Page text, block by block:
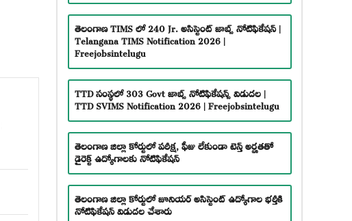
తెలంగాణ TIMS లో 240 Jr. అసిస్టెంట్ జాబ్స్ నోటిఫికేషన్ |
Telangana TIMS Notification 2026 |
Freejobsintelugu
TTD సంస్థలో 303 Govt జాబ్స్ నోటిఫికేషన్స్ విడుదల |
TTD SVIMS Notification 2026 | Freejobsintelugu
తెలంగాణ జిల్లా కోర్టులో పరీక్ష, ఫీజు లేకుండా టెన్త్ అర్హతతో
డైరెక్ట్ ఉద్యోగాలకు నోటిఫికేషన్
తెలంగాణ జిల్లా కోర్టులో జూనియర్ అసిస్టెంట్ ఉద్యోగాల భర్తీకి
నోటిఫికేషన్ విడుదల చేశారు